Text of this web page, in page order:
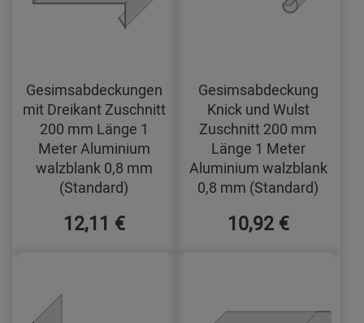
Gesimsabdeckungen
mit Dreikant Zuschnitt
200 mm Länge 1
Meter Aluminium
walzblank 0,8 mm
(Standard)
12,11 €
Gesimsabdeckung
Knick und Wulst
Zuschnitt 200 mm
Länge 1 Meter
Aluminium walzblank
0,8 mm (Standard)
10,92 €